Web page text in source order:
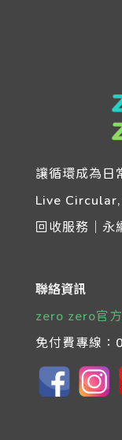
讓循環成為日
Live
回收服務｜永
聯絡資訊
zero zero官
免付費專線：